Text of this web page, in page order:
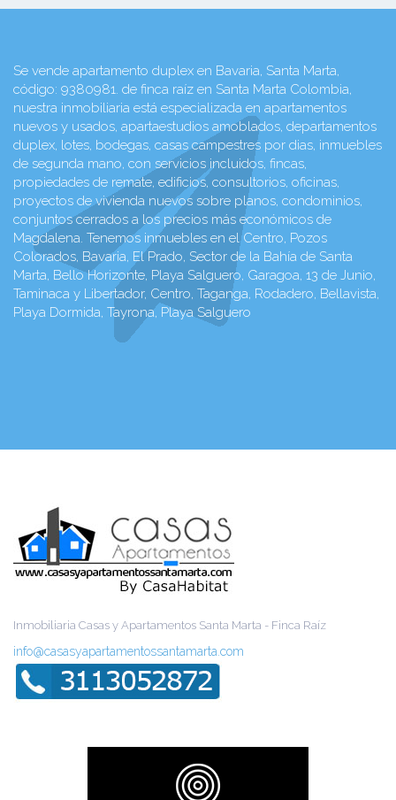
Se vende apartamento duplex en Bavaria, Santa Marta,
código: 9380981. de finca raíz en Santa Marta Colombia,
nuestra inmobiliaria está especializada en apartamentos
nuevos y usados, apartaestudios amoblados, departamentos
duplex, lotes, bodegas, casas campestres por dias, inmuebles
de segunda mano, con servicios incluidos, fincas,
propiedades de remate, edificios, consultorios, oficinas,
proyectos de vivienda nuevos sobre planos, condominios,
conjuntos cerrados a los precios más económicos de
Magdalena. Tenemos inmuebles en el Centro, Pozos
Colorados, Bavaria, El Prado, Sector de la Bahía de Santa
Marta, Bello Horizonte, Playa Salguero, Garagoa, 13 de Junio,
Taminaca y Libertador, Centro, Taganga, Rodadero, Bellavista,
Playa Dormida, Tayrona, Playa Salguero
Inmobiliaria Casas y Apartamentos Santa Marta - Finca Raíz
info@casasyapartamentossantamarta.com